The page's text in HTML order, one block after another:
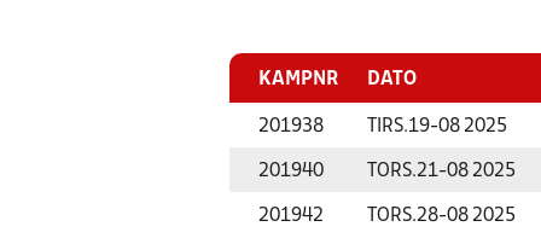
KAMPNR DATO
201938 TIRS.19-08 2025
201940 TORS.21-08 2025
201942 TORS.28-08 2025